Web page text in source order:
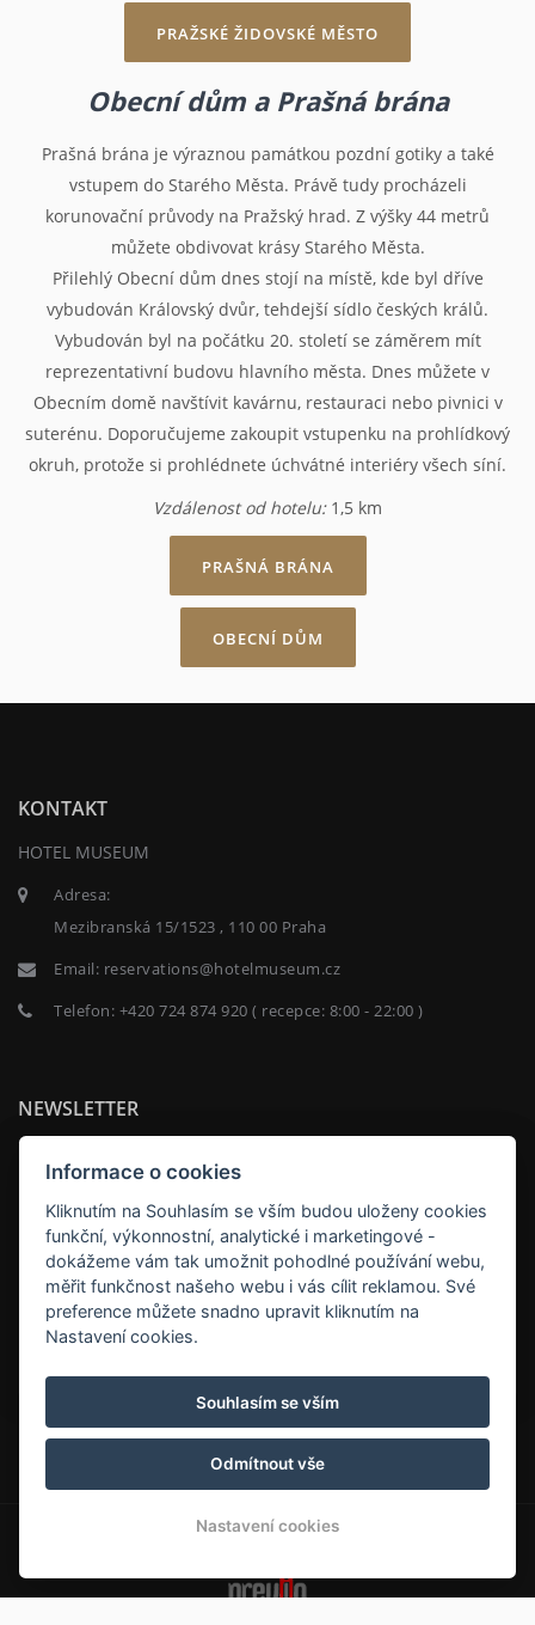
PRAŽSKÉ ŽIDOVSKÉ MĚSTO
Obecní dům a Prašná brána
Prašná brána je výraznou památkou pozdní gotiky a také
vstupem do Starého Města. Právě tudy procházeli
korunovační průvody na Pražský hrad. Z výšky 44 metrů
můžete obdivovat krásy Starého Města.
Přilehlý Obecní dům dnes stojí na místě, kde byl dříve
vybudován Královský dvůr, tehdejší sídlo českých králů.
Vybudován byl na počátku 20. století se záměrem mít
reprezentativní budovu hlavního města. Dnes můžete v
Obecním domě navštívit kavárnu, restauraci nebo pivnici v
suterénu. Doporučujeme zakoupit vstupenku na prohlídkový
okruh, protože si prohlédnete úchvátné interiéry všech síní.
Vzdálenost od hotelu:1,5 km
PRAŠNÁ BRÁNA
OBECNÍ DŮM
KONTAKT
HOTEL MUSEUM
Adresa:
Mezibranská 15/1523 , 110 00 Praha
Email: reservations@hotelmuseum.cz
Telefon: +420 724 874 920 ( recepce: 8:00 - 22:00 )
NEWSLETTER
Hotel Museum
Informace o cookies
Kliknutím na Souhlasím se vším budou uloženy cookies
funkční, výkonnostní, analytické i marketingové -
dokážeme vám tak umožnit pohodlné používání webu,
měřit funkčnost našeho webu i vás cílit reklamou. Své
preference můžete snadno upravit kliknutím na
Nastavení cookies.
Souhlasím se vším
Odmítnout vše
Nastavení cookies